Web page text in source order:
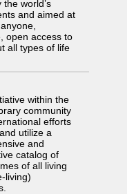
world’s
and aimed at
open access to
all types of life
within the
community
efforts
utilize a
and
catalog of
of all living
living)